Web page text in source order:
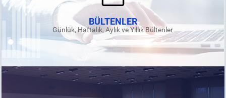
BÜLTENLER
Günlük, Haftalık, Aylık ve Yıllık Bültenler